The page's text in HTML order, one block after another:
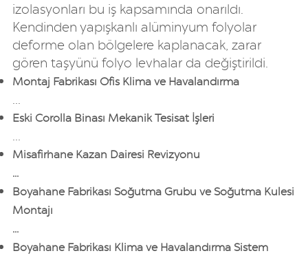
izolasyonları bu iş kapsamında onarıldı.
Kendinden yapışkanlı alüminyum folyolar
deforme olan bölgelere kaplanacak, zarar
gören taşyünü folyo levhalar da değiştirildi.
Montaj Fabrikası Ofis Klima ve Havalandırma
...
Eski Corolla Binası Mekanik Tesisat İşleri
...
Misafirhane Kazan Dairesi Revizyonu
​...
Boyahane Fabrikası Soğutma Grubu ve Soğutma Kulesi
Montajı
​...
Boyahane Fabrikası Klima ve Havalandırma Sistem